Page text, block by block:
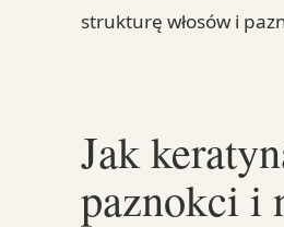
strukturę włosów i
Jak
paznokci i